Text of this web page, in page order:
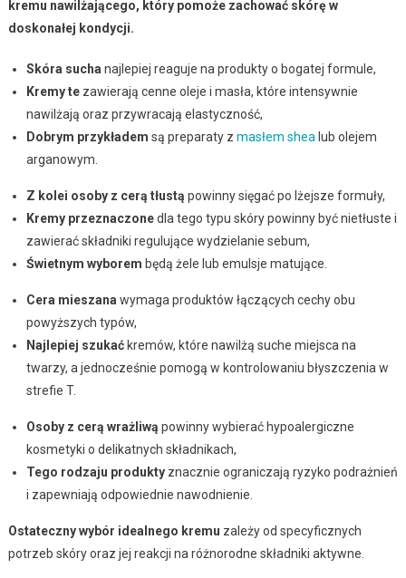
kremu nawilżającego, który pomoże zachować skórę w
doskonałej kondycji.
Skóra sucha najlepiej reaguje na produkty o bogatej formule,
Kremy tezawierają cenne oleje i masła, które intensywnie
nawilżają oraz przywracają elastyczność,
Dobrym przykładem są preparaty z masłem shea lub olejem
arganowym.
Z kolei osoby z cerą tłustą powinny sięgać po lżejsze formuły,
Kremy przeznaczonedla tego typu skóry powinny być nietłuste i
zawierać składniki regulujące wydzielanie sebum,
Świetnym wyborem będą żele lub emulsje matujące.
Cera mieszana wymaga produktów łączących cechy obu
powyższych typów,
Najlepiej szukaćkremów, które nawilżą suche miejsca na
twarzy, a jednocześnie pomogą w kontrolowaniu błyszczenia w
strefie T.
Osoby z cerą wrażliwą powinny wybierać hypoalergiczne
kosmetyki o delikatnych składnikach,
Tego rodzaju produktyznacznie ograniczają ryzyko podrażnień
i zapewniają odpowiednie nawodnienie.
Ostateczny wybór idealnego kremu zależy od specyficznych
potrzeb skóry oraz jej reakcji na różnorodne składniki aktywne.